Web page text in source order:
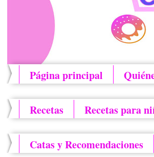
Página principal
Recetas Recetas para
Catas y Recomendaciones